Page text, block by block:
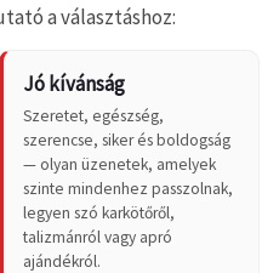
a választáshoz:
Jó kívánság
Szeretet, egészség,
szerencse, siker és boldogság
— olyan üzenetek, amelyek
szinte mindenhez passzolnak,
legyen szó karkötőről,
talizmánról vagy apró
ajándékról.